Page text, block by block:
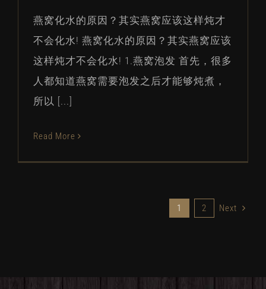
燕窝化水的原因？其实燕窝应该这样炖才
不会化水! 燕窝化水的原因？其实燕窝应该
这样炖才不会化水! 1.燕窝泡发 首先，很多
人都知道燕窝需要泡发之后才能够炖煮，
所以 [...]
Read More
1 2 Next